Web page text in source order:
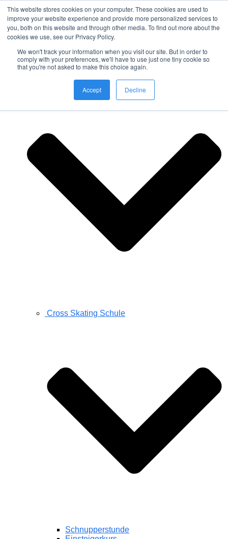
This website stores cookies on your computer. These cookies are used to
improve your website experience and provide more personalized services to
you, both on this website and through other media. To find out more about the
cookies we use, see our Privacy Policy.
We won't track your information when you visit our site. But in order to
comply with your preferences, we'll have to use just one tiny cookie so
that you're not asked to make this choice again.
Accept Decline
Nordic Sports Reutlingen
Navigation umschalten
Fitness
Cross Skating Schule
Schnupperstunde